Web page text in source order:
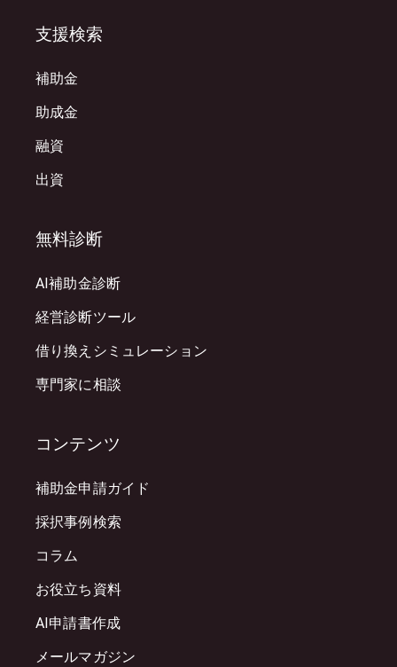
支援検索
補助金
助成金
融資
出資
無料診断
AI補助金診断
経営診断ツール
借り換えシミュレーション
専門家に相談
コンテンツ
補助金申請ガイド
採択事例検索
コラム
お役立ち資料
AI申請書作成
メールマガジン